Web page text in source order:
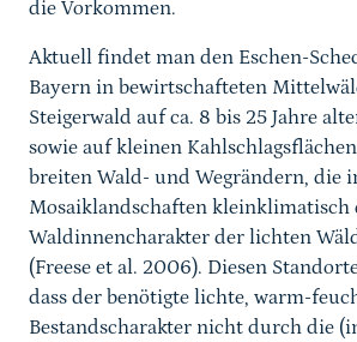
die Vorkommen.
Aktuell findet man den Eschen-
Bayern in bewirtschafteten
Steigerwald auf ca. 8 bis 25 Jahre
sowie auf kleinen
breiten Wald- und Wegrändern, die
Mosaiklandschaften kleinklimatisch
Waldinnencharakter der lichten
(Freese et al. 2006). Diesen
dass der benötigte lichte, warm-
Bestandscharakter nicht durch die